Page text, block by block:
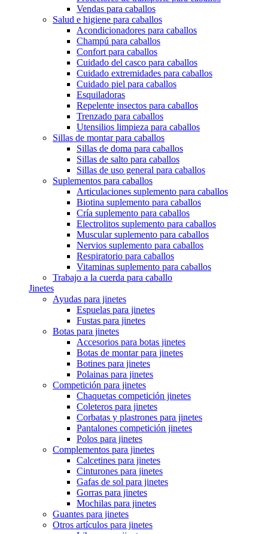
Vendas para caballos
Salud e higiene para caballos
Acondicionadores para caballos
Champú para caballos
Confort para caballos
Cuidado del casco para caballos
Cuidado extremidades para caballos
Cuidado piel para caballos
Esquiladoras
Repelente insectos para caballos
Trenzado para caballos
Utensilios limpieza para caballos
Sillas de montar para caballos
Sillas de doma para caballos
Sillas de salto para caballos
Sillas de uso general para caballos
Suplementos para caballos
Articulaciones suplemento para caballos
Biotina suplemento para caballos
Cría suplemento para caballos
Electrolitos suplemento para caballos
Muscular suplemento para caballos
Nervios suplemento para caballos
Respiratorio para caballos
Vitaminas suplemento para caballos
Trabajo a la cuerda para caballo
Jinetes
Ayudas para jinetes
Espuelas para jinetes
Fustas para jinetes
Botas para jinetes
Accesorios para botas jinetes
Botas de montar para jinetes
Botines para jinetes
Polainas para jinetes
Competición para jinetes
Chaquetas competición jinetes
Coleteros para jinetes
Corbatas y plastrones para jinetes
Pantalones competición jinetes
Polos para jinetes
Complementos para jinetes
Calcetines para jinetes
Cinturones para jinetes
Gafas de sol para jinetes
Gorras para jinetes
Mochilas para jinetes
Guantes para jinetes
Otros artículos para jinetes